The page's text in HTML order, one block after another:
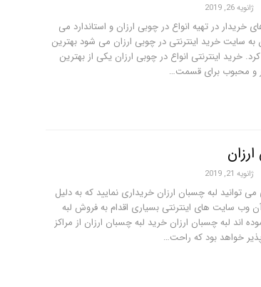
ژانویه 26, 2019
خریدار در تهیه انواع در چوبی ارزان و استاندارد می
به سایت خرید اینترنتی در چوبی ارزان می شود بهترین
کرد. خرید اینترنتی انواع در چوبی ارزان یکی از بهترین
و محبوب برای قسمت…
ژانویه 21, 2019
می توانید لبه چسبان ارزان خریداری نمایید که به دلیل
آن وب سایت های اینترنتی بسیاری اقدام به فروش لبه
اند لبه چسبان ارزان خرید لبه چسبان ارزان از مراکز
خواهد بود که راحت…